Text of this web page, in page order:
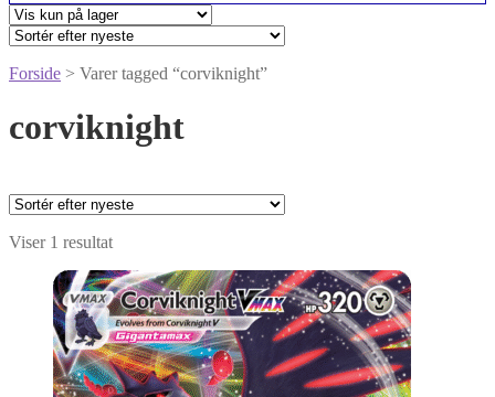
Forside > Varer tagged “corviknight”
corviknight
Viser 1 resultat